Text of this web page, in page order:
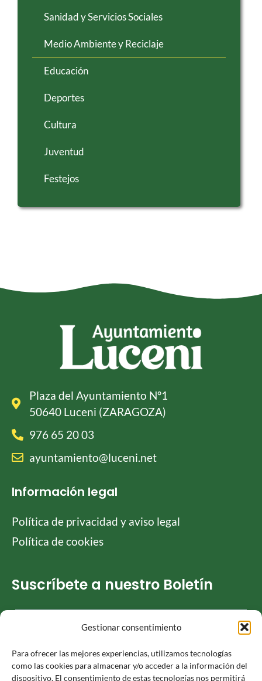
Gestionar consentimiento
Para ofrecer las mejores experiencias, utilizamos tecnologías
como las cookies para almacenar y/o acceder a la información del
dispositivo. El consentimiento de estas tecnologías nos permitirá
Sanidad y Servicios Sociales
Medio Ambiente y Reciclaje
Educación
Deportes
Cultura
Juventud
Festejos
Plaza del Ayuntamiento Nº1
50640 Luceni (ZARAGOZA)
976 65 20 03
ayuntamiento@luceni.net
Información legal
Política de privacidad y aviso legal
Política de cookies
Suscríbete a nuestro Boletín